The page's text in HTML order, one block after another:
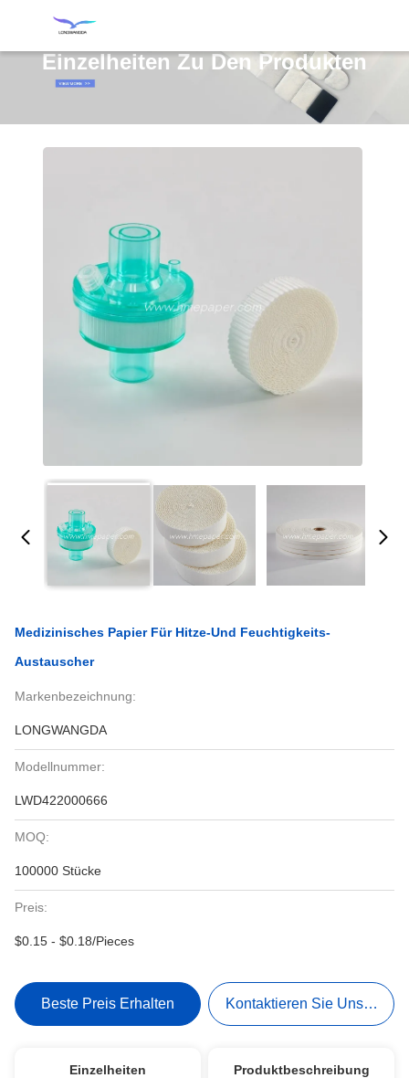
Einzelheiten Zu Den Produkten
Medizinisches Papier Für Hitze-Und Feuchtigkeits-
Austauscher
Markenbezeichnung:
LONGWANGDA
Modellnummer:
LWD422000666
MOQ:
100000 Stücke
Preis:
$0.15 - $0.18/Pieces
Beste Preis Erhalten Kontaktieren Sie Uns Jetzt
Einzelheiten Produktbeschreibung